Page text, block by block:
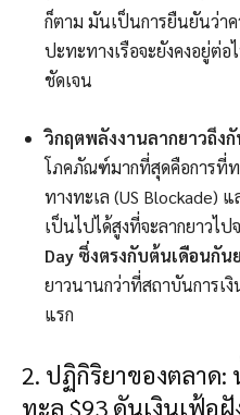
ก็ตาม มันเป็นการยืนยันว่าค
ปะทะทางเรือจะยังคงอยู่ต่
ชัดเจน
วิกฤตพลังงานลากยาวถึง
โภคภัณฑ์มากที่สุดคือการที่
ทางทะเล (US Blockade)
เป็นไปได้สูงที่จะลากยาวไป
Day ซึ่งตรงกับต้นเดือนกัน
ยาวนานกว่าที่สถาบันการเ
แรก
2. ปฏิกิริยาของตลาด
ทะลุ $93 ดันเงินเฟ้อฝั